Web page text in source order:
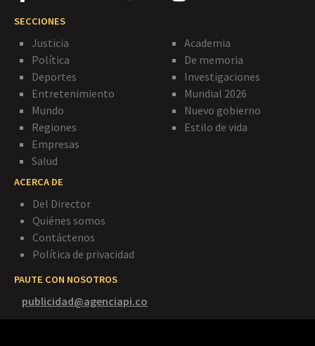
SECCIONES
Justicia
Política
Deportes
Entretenimiento
Mundo
Regiones
Empresas
Salud
Academia
De memoria
Investigaciones
Mundial 2026
Nuevo gobierno
Estilo de vida
ACERCA DE
Del Director
Quiénes somos
Contáctenos
Política de privacidad
PAUTE CON NOSOTROS
publicidad@agenciapi.co